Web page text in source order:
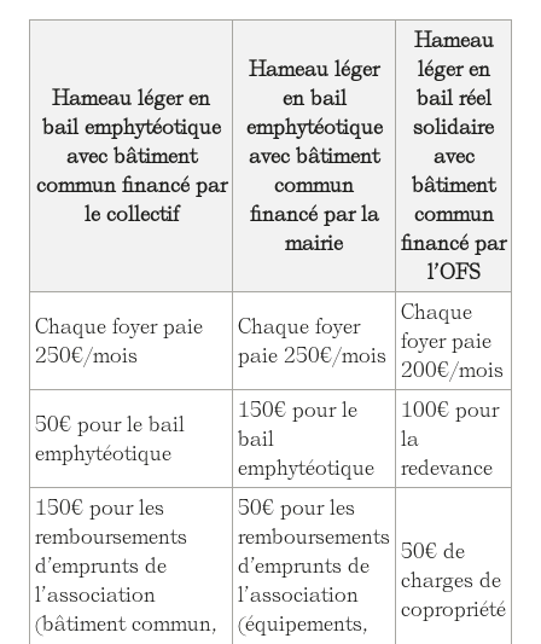
Hameau léger en
bail emphytéotique
avec bâtiment
commun financé par
le collectif
Hameau léger
en bail
emphytéotique
avec bâtiment
commun
financé par la
mairie
Hameau
léger en
bail réel
solidaire
avec
bâtiment
commun
financé par
l’OFS
Chaque foyer paie
250€/mois
Chaque foyer
paie 250€/mois
Chaque
foyer paie
200€/mois
50€ pour le bail
emphytéotique
150€ pour le
bail
emphytéotique
100€ pour
la
redevance
150€ pour les
remboursements
d’emprunts de
l’association
(bâtiment commun,
50€ pour les
remboursements
d’emprunts de
l’association
(équipements,
50€ de
charges de
copropriété